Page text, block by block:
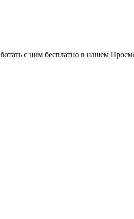
с ним бесплатно в нашем